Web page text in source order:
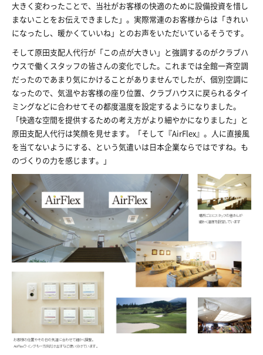
大きく変わったことで、当社がお客様の快適のために設備投資を惜し
まないことをお伝えできました」。実際常連のお客様からは「きれい
になったし、暖かくていいね」とのお声をいただいているそうです。
そして原田支配人代行が「この点が大きい」と強調するのがクラブハ
ウスで働くスタッフの皆さんの変化でした。これまでは全館一斉空調
だったのであまり気にかけることがありませんでしたが、個別空調に
なったので、気温やお客様の座り位置、クラブハウスに戻られるタイ
ミングなどに合わせてその都度温度を設定するようになりました。
「快適な空間を提供するための考え方がより細やかになりました」と
原田支配人代行は笑顔を見せます。「そして『AirFlex』。人に直接風
を当てないようにする、という気遣いは日本企業ならではですね。も
のづくりの力を感じます。」